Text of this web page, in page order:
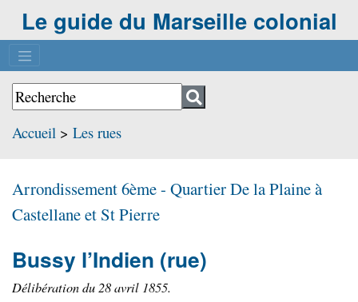
Le guide du Marseille colonial
Accueil > Les rues
Arrondissement 6ème - QuartierDe la Plaine à
Castellane et St Pierre
Bussy l’Indien (rue)
Délibération du 28 avril 1855.